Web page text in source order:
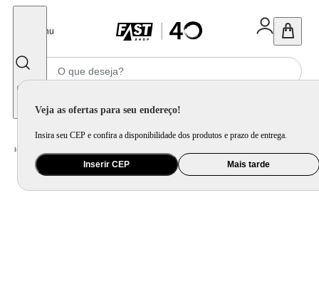
Menu
Veja as ofertas para seu endereço!
Insira seu CEP e confira a disponibilidade dos produtos e prazo de entrega.
Inserir CEP Mais tarde
Home